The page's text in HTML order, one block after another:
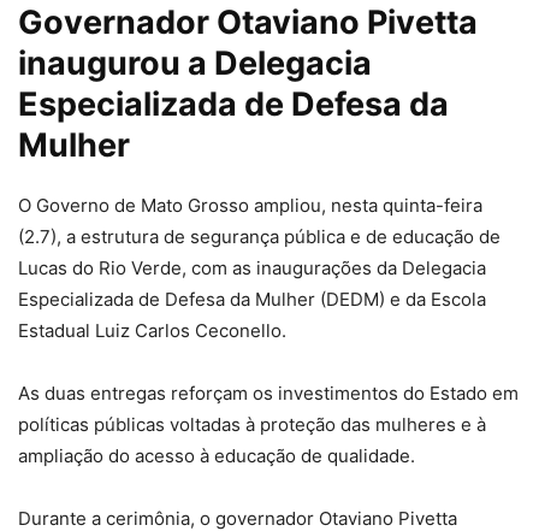
Governador Otaviano Pivetta
inaugurou a Delegacia
Especializada de Defesa da
Mulher
O Governo de Mato Grosso ampliou, nesta quinta-feira
(2.7), a estrutura de segurança pública e de educação de
Lucas do Rio Verde, com as inaugurações da Delegacia
Especializada de Defesa da Mulher (DEDM) e da Escola
Estadual Luiz Carlos Ceconello.
As duas entregas reforçam os investimentos do Estado em
políticas públicas voltadas à proteção das mulheres e à
ampliação do acesso à educação de qualidade.
Durante a cerimônia, o governador Otaviano Pivetta